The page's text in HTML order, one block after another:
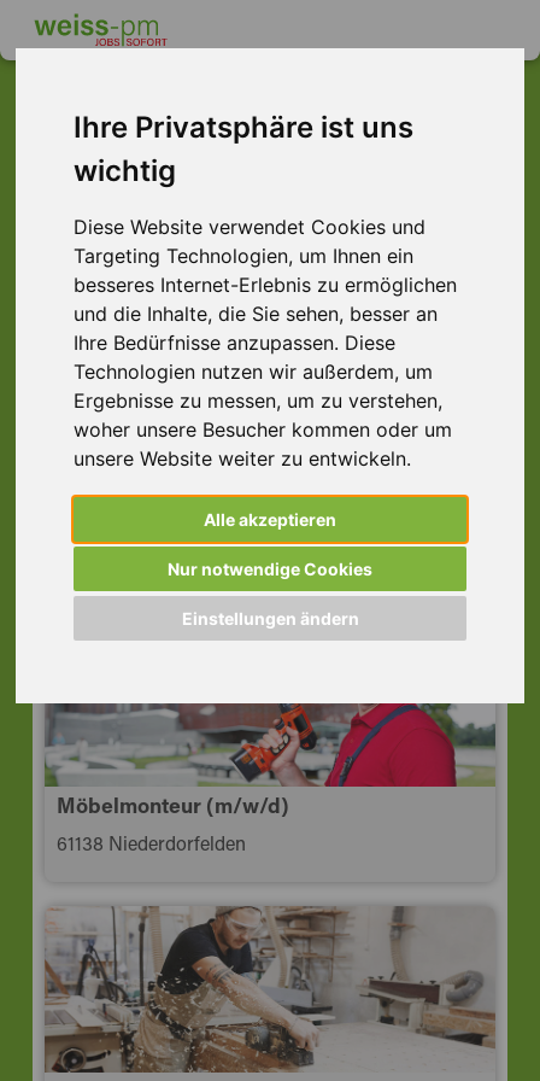
Ihre Privatsphäre ist uns
wichtig
Diese Website verwendet Cookies und
Targeting Technologien, um Ihnen ein
besseres Internet-Erlebnis zu ermöglichen
und die Inhalte, die Sie sehen, besser an
Ihre Bedürfnisse anzupassen. Diese
Technologien nutzen wir außerdem, um
Ergebnisse zu messen, um zu verstehen,
woher unsere Besucher kommen oder um
unsere Website weiter zu entwickeln.
Alle akzeptieren
Nur notwendige Cookies
Einstellungen ändern
Dieser Job ist leider
nicht mehr verfügbar ...
... aber vielleicht ist hier etwas dabei:
Schreinerhelfer (m/w/d) Holz, Hanau
63450 Hanau
Möbelmonteur (m/w/d)
61138 Niederdorfelden